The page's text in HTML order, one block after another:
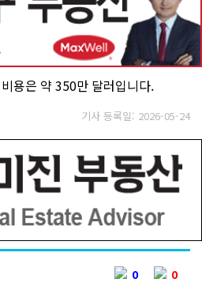
용은 약 350만 달러입니다.
기사 등록일: 2026-05-24
0 0